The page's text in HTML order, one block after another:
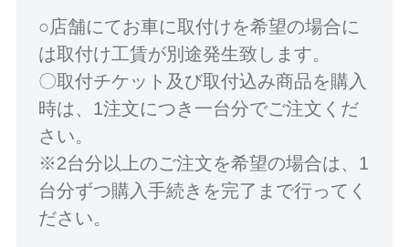
○店舗にてお車に取付けを希望の場合に
は取付け工賃が別途発生致します。
〇取付チケット及び取付込み商品を購入
時は、1注文につき一台分でご注文くだ
さい。
※2台分以上のご注文を希望の場合は、1
台分ずつ購入手続きを完了まで行ってく
ださい。